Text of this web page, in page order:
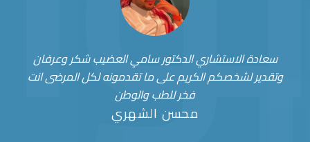
سعادة الاستشاري الدكتور سامي العضيب شكر وعرفان
وتقدير لشخصكم الكريم على ما تقدمونه لكل المرضى انت
فخر للطب والوطن
محسن الشهري